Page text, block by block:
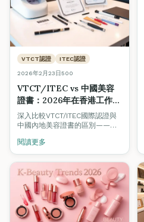
VTCT認證 ITEC認證
2026年2月23日500
VTCT/ITEC vs 中國美容
證書：2026年在香港工作哪
個更好？
深入比較VTCT/ITEC國際認證與
中國內地美容證書的區別——涵
及香港雇主偏好。了解為什麼越
來越多內地美容專業人士選擇在
觀塘Fine Arts Academy取得國
際資格。
閱讀更多